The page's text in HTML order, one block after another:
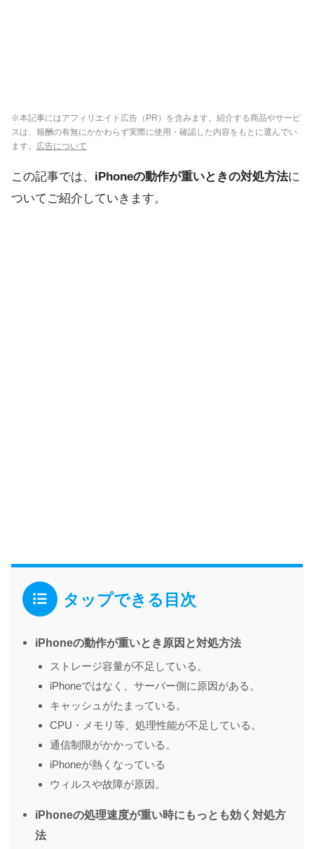
※本記事にはアフィリエイト広告（PR）を含みます。紹介する商品やサービ
スは、報酬の有無にかかわらず実際に使用・確認した内容をもとに選んでい
ます。 広告について
この記事では、 iPhoneの動作が重いときの対処方法に
ついてご紹介していきます。
タップできる目次
iPhoneの動作が重いとき原因と対処方法
ストレージ容量が不足している。
iPhoneではなく、サーバー側に原因がある。
キャッシュがたまっている。
CPU・メモリ等、処理性能が不足している。
通信制限がかかっている。
iPhoneが熱くなっている
ウィルスや故障が原因。
iPhoneの処理速度が重い時にもっとも効く対処方
法